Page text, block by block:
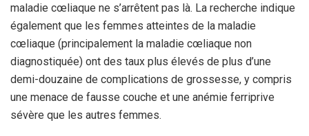
maladie cœliaque ne s’arrêtent pas là. La recherche indique
également que les femmes atteintes de la maladie
cœliaque (principalement la maladie cœliaque non
diagnostiquée) ont des taux plus élevés de plus d’une
demi-douzaine de complications de grossesse, y compris
une menace de fausse couche et une anémie ferriprive
sévère que les autres femmes.